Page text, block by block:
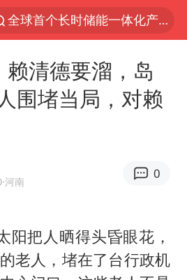
全球首个长时储能一体化产业园量产
四川宜宾高县4.9级地震致1死
38岁演员求职万岁山NPC成功
胡彦斌获《歌手2026》歌王
U17国足三连胜晋级明日之星半决赛
清德要溜，岛
围堵当局，对赖
·河南
0
阳把人晒得头昏眼花，
老人，堵在了台行政机